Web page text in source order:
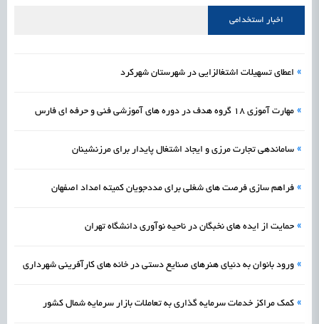
اشتغال و کارآفرینی
اخبار استخدامی
» اعطای تسهیلات اشتغالزایی در شهرستان شهرکرد
» مهارت آموزی 18 گروه هدف در دوره های آموزشی فنی و حرفه ای فارس
» ساماندهی تجارت مرزی و ایجاد اشتغال پایدار برای مرزنشینان
» فراهم سازی فرصت های شغلی برای مددجویان کمیته امداد اصفهان
» حمایت از ایده های نخبگان در ناحیه نوآوری دانشگاه تهران
» ورود بانوان به دنیای هنرهای صنایع دستی در خانه های کارآفرینی شهرداری
» کمک مراکز خدمات سرمایه گذاری به تعاملات بازار سرمایه شمال کشور